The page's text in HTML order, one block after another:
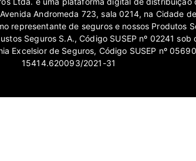
Andromeda 723, sala 0214, na Cidade
representante de seguros e nossos Produtos
Seguros S.A., Código SUSEP nº 02241 sob
Excelsior de Seguros, Código SUSEP nº
15414.620093/2021-31